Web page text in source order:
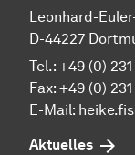
Leonhard-
D-44227
Tel.: +49 (0)
Fax: +49 (0)
E-Mail:
Aktuelles